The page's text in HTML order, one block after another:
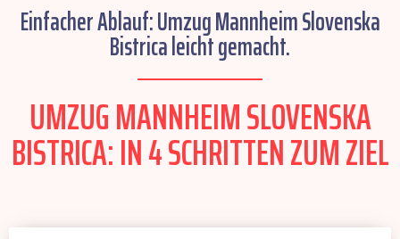
Einfacher Ablauf: Umzug Mannheim Slovenska
Bistrica leicht gemacht.
UMZUG MANNHEIM SLOVENSKA
BISTRICA: IN 4 SCHRITTEN ZUM ZIEL